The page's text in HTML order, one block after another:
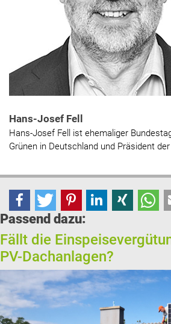
Hans-Josef Fell
Hans-Josef Fell ist ehemaliger
Grünen in Deutschland und Präsident der
Passend dazu:
Fällt die
PV-Dachanlagen?